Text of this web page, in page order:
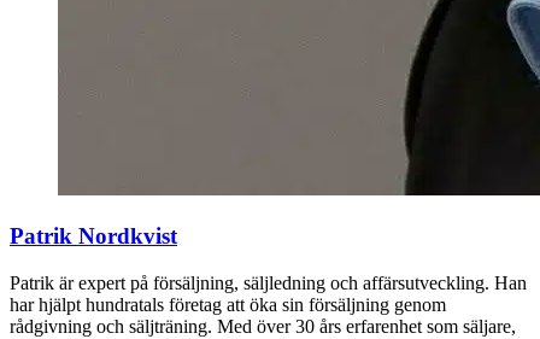
Patrik Nordkvist
Patrik är expert på försäljning, säljledning och affärsutveckling. Han
har hjälpt hundratals företag att öka sin försäljning genom
rådgivning och säljträning. Med över 30 års erfarenhet som säljare,